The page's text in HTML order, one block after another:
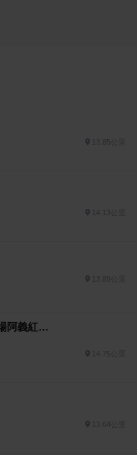
13.85公里
14.13公里
炎伯紅茶冰（原第五市場阿義紅茶冰 ）
14.75公里
13.64公里